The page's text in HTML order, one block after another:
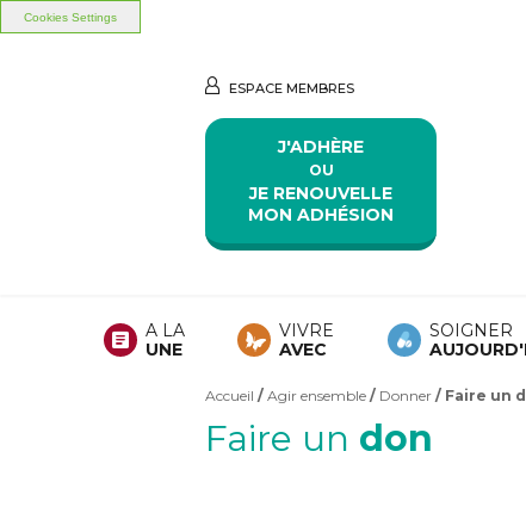
Cookies Settings
ESPACE MEMBRES
J'ADHÈRE
OU
JE RENOUVELLE
MON ADHÉSION
A LA
UNE
VIVRE
AVEC
SOIGNER
Vous êtes ici
Accueil / Agir ensemble / Donner / Faire un
Faire un don